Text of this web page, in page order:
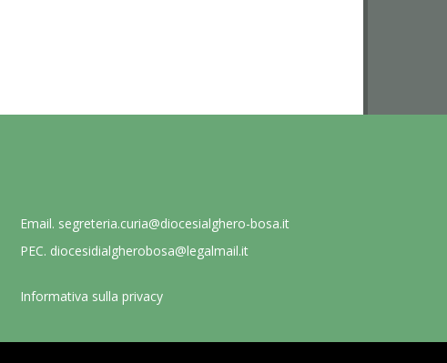
Email. segreteria.curia@diocesialghero-bosa.it
PEC. diocesidialgherobosa@legalmail.it
Informativa sulla privacy